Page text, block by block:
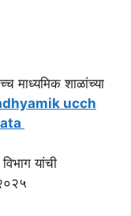
माध्यमिक शाळांच्या
ucch
यांची